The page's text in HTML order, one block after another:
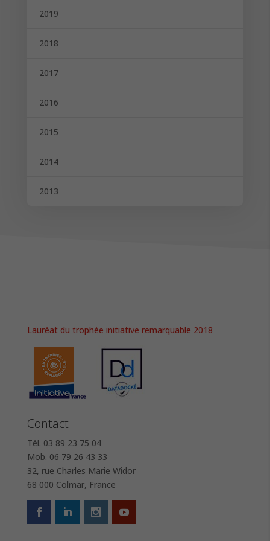
2019
2018
2017
2016
2015
2014
2013
Lauréat du trophée initiative remarquable 2018
Contact
Tél. 03 89 23 75 04
Mob. 06 79 26 43 33
32, rue Charles Marie Widor
68 000 Colmar, France